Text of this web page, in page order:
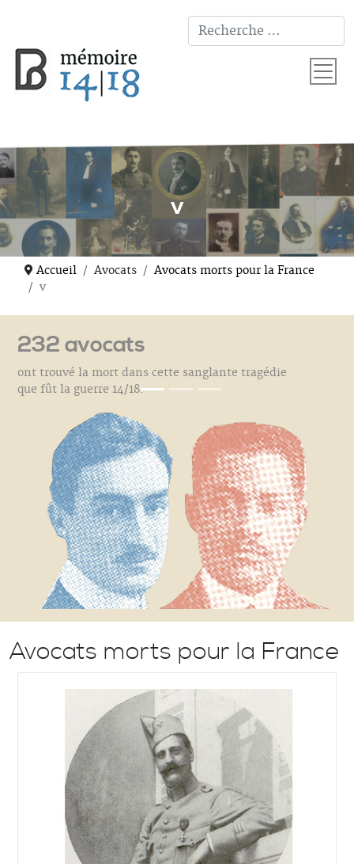
v
Accueil Avocats
Avocats morts pour la France
v
232 avocats
ont trouvé la mort dans cette sanglante tragédie
que fût la guerre 14/18.
Avocats morts pour la France